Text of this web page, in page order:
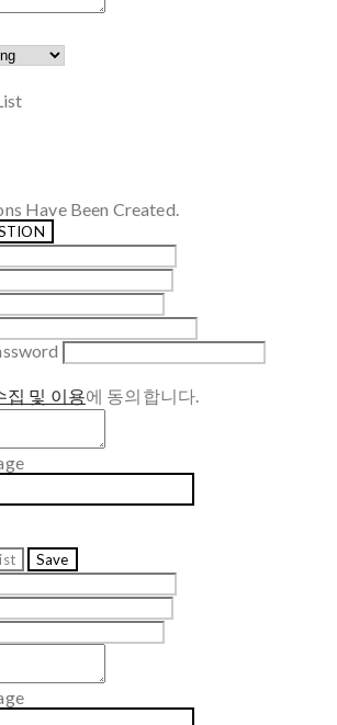
Have Been Created.
집 및 이용에 동의합니다.
List Save